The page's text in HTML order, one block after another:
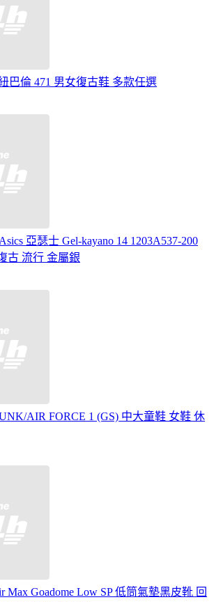
巴倫 471 男女復古鞋 多款任選
亞瑟士 Gel-kayano 14 1203A537-200
古 流行 金屬銀
AIR FORCE 1 (GS) 中大童鞋 女鞋 休
Max Goadome Low SP 低筒氣墊黑皮靴 回